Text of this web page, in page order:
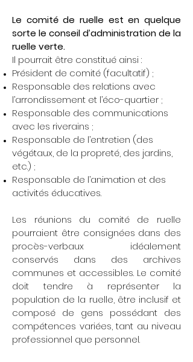
Le comité de ruelle est en quelque
sorte le conseil d’administration de la
ruelle verte.
Il pourrait être constitué ainsi :
Président de comité (facultatif) ;
Responsable des relations avec
l’arrondissement et l’éco-quartier ;
Responsable des communications
avec les riverains ;
Responsable de l’entretien (des
végétaux, de la propreté, des jardins,
etc.) ;
Responsable de l’animation et des
activités éducatives.
Les réunions du comité de ruelle
pourraient être consignées dans des
procès-verbaux idéalement
conservés dans des archives
communes et accessibles. Le comité
doit tendre à représenter la
population de la ruelle, être inclusif et
composé de gens possédant des
compétences variées, tant au niveau
professionnel que personnel.